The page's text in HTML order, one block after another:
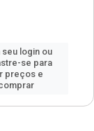
seu login ou
se para
preços e